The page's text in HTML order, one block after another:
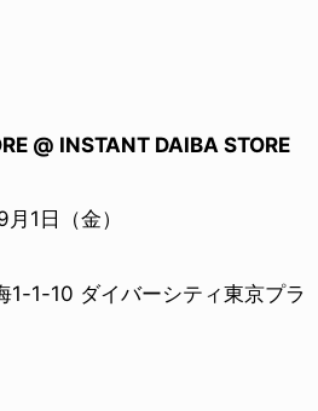
@ INSTANT DAIBA STORE
1日（金）
1-1-10 ダイバーシティ東京プラ